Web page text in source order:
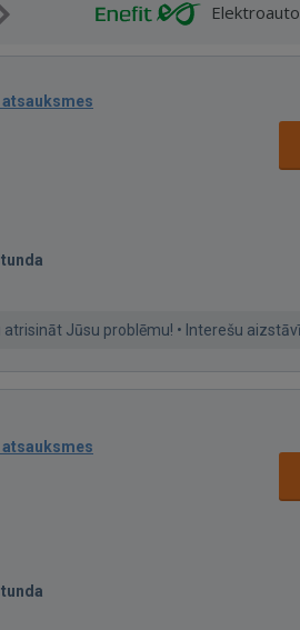
atsauksmes
Jūsu problēmu! • Interešu
atsauksmes